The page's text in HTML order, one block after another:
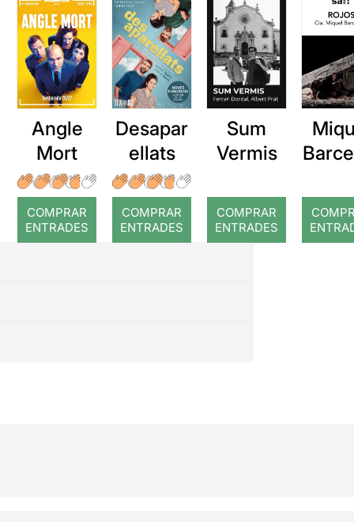
Angle
Mort
COMPRAR
ENTRADES
Desapar
ellats
COMPRAR
ENTRADES
Sum
Vermis
COMPRAR
ENTRADES